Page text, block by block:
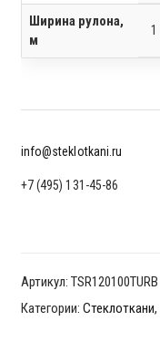
Ширина рулона,
м
1
info@steklotkani.ru
+7 (495) 131-45-86
Артикул: TSR120100TURB
Категории: Стеклоткани,